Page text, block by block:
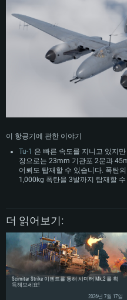
최소사양
운영체제: Windows 10 (64 bit)
여유 저장 공간: 22.1 GB (최소 클라이
권장 사양
프로세서: Intel Core i5 또는 Ryzen 5
메모리: 16 GB 이상
그래픽 카드: DirectX 11 이상을 지원
570 혹은 그 이상
네트워크: 브로드밴드 인터넷
여유 저장 공간: 62.2 GB (전체 클라
최소사양
운영체제: Mac OS Big Sur 11.0
프로세서: 최소 2.2 GHz의 Core i5
여유 저장 공간: 22.1 GB (최소 클라이
권장 사양
프로세서: Core i7 (Intel Xeon 은 지원
메모리: 8 GB
그래픽 카드: Metal을 지원하는
네트워크: 브로드밴드 인터넷
여유 저장 공간: 62.2 GB (전체 클라
최소사양
운영체제: 64bit Linux 중 최신 버전
원하는 AMD (6개월 미만; 최소사양
네트워크: 브로드밴드 인터넷
여유 저장 공간: 22.1 GB (최소 클라이
프로세서: Intel Core i7
메모리: 16 GB
그래픽 카드: Vulkan 을 지원하고, 최
1060 (6개월 미만) 혹은 그와 동급의
지원하는 AMD RX 570 (6개월 미만;
네트워크: 브로드밴드 인터넷
이 항공기에 관한 이야기
Tu-1 은 빠른 속도를 지니고 있지
장으로는 23mm 기관포 2문과
어뢰도 탑재할 수 있습니다. 폭탄
1,000kg 폭탄을 3발까지 탑재할
더 읽어보기:
Scimitar Strike 이벤트를 통해 시미터 Mk.2 를 획
득해보세요!
2026년 7월 17일